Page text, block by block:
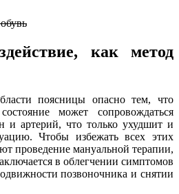
как метод
поясницы опасно тем, что
может сопровождаться
и артерий, что только ухудшит и
Чтобы избежать всех этих
проведение мануальной терапии,
в облегчении симптомов
позвоночника и снятии